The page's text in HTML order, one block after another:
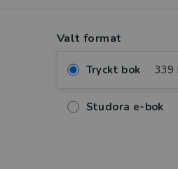
Valt format
Tryckt bok 339
Studora e-bok